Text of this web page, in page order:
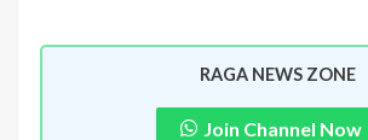
RAGA NEWS ZONE
Join Channel Now